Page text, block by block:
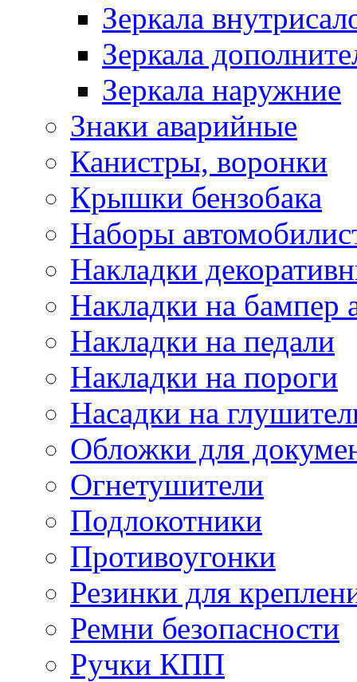
Зеркала
Зеркала
Зеркала наружние
Знаки аварийные
Канистры, воронки
Крышки бензобака
Наборы
Накладки
Накладки на бампер
Накладки на педали
Накладки на пороги
Насадки на
Обложки для
Огнетушители
Подлокотники
Противоугонки
Резинки для
Ремни безопасности
Ручки КПП